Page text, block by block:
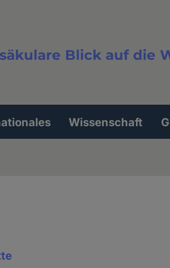
Blick auf die
Wissenschaft